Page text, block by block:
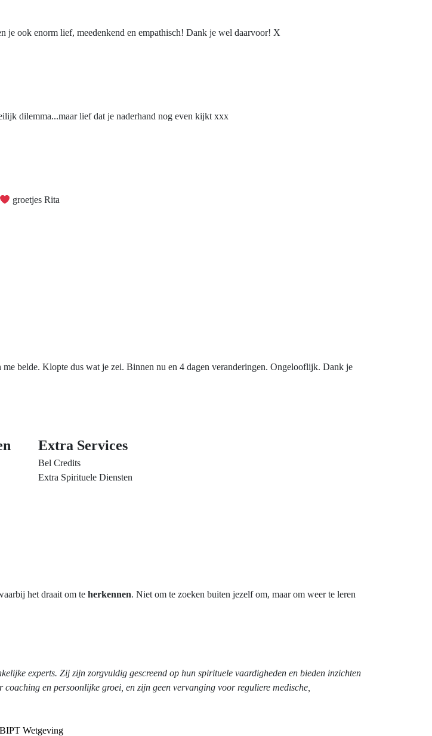
je ook enorm lief, meedenkend en empathisch! Dank je wel daarvoor! X
dilemma...maar lief dat je naderhand nog even kijkt xxx
groetjes Rita
belde. Klopte dus wat je zei. Binnen nu en 4 dagen veranderingen. Ongelooflijk. Dank je
Extra Services
Bel Credits
Extra Spirituele Diensten
het draait om te herkennen. Niet om te zoeken buiten jezelf om, maar om weer te leren
experts. Zij zijn zorgvuldig gescreend op hun spirituele vaardigheden en bieden inzichten
en persoonlijke groei, en zijn geen vervanging voor reguliere medische,
BIPT Wetgeving